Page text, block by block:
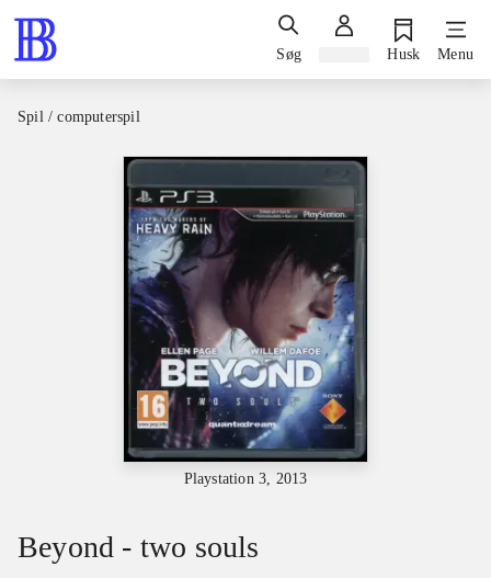
Søg Husk Menu
Spil / computerspil
Playstation 3, 2013
Beyond - two souls